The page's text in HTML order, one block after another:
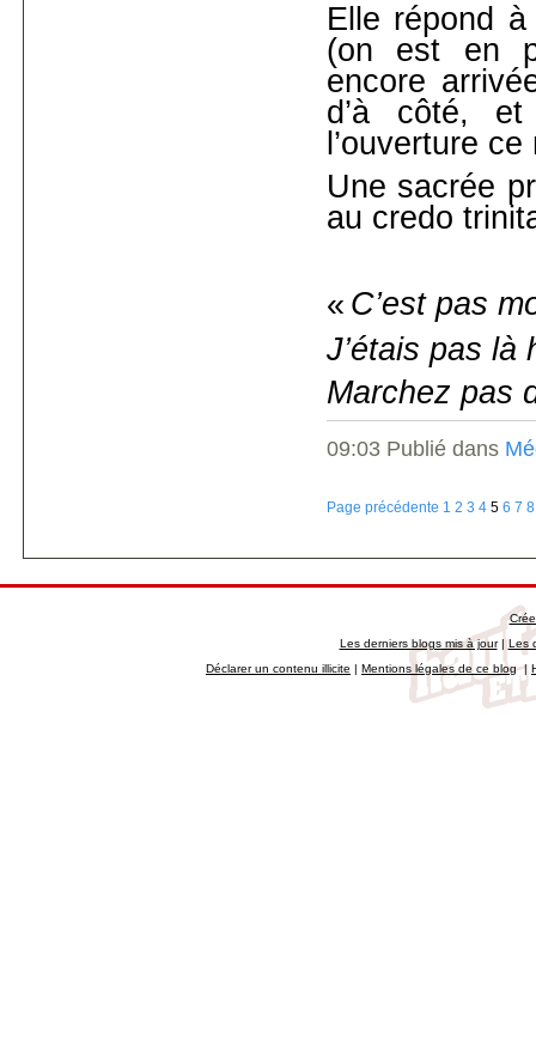
Elle répond
(on est en
encore
d’à côté,
l’ouverture
Une sacrée
au credo
« C’est pas
J’étais pas là
Marchez pas
09:03 Publié dans
Page précédente 1 2 3 4 5 6 7 8
Les derniers blogs mis à jour|Les
Déclarer un contenu illicite | Mentions légales de ce blog|